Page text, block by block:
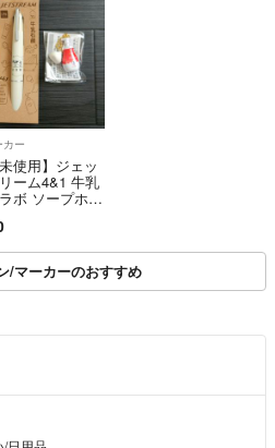
ー
未使用】ジェッ
ーム4&1 牛乳
ボ ソープホワ
付き
/マーカーのおすすめ